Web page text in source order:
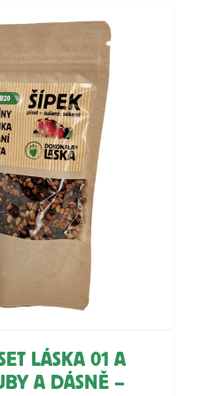
LÁSKA 01 A
A DÁSNĚ –